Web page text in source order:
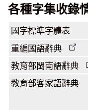
各種字集收錄
國字標準字體表
重編國語辭典
教育部閩南語辭典
教育部客家語辭典